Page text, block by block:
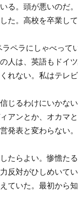
る。頭が悪いのだ
た。高校を卒業し
ペラにしゃべって
人は、英語もドイ
れない。私はテレ
じるわけにいかな
アンとか、オカマ
発表と変わらない
たらよい。惨憺た
反対がひしめい
ていた。最初から